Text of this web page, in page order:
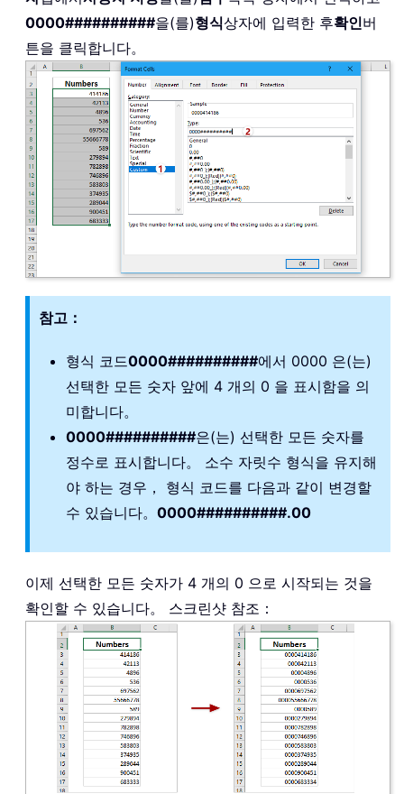
0000##########을(를)형식상자에 입력한 후확인버
튼을 클릭합니다。
참고：
형식 코드0000##########에서 0000 은(는)
선택한 모든 숫자 앞에 4 개의 0 을 표시함을 의
미합니다。
0000##########은(는) 선택한 모든 숫자를
정수로 표시합니다。 소수 자릿수 형식을 유지해
야 하는 경우， 형식 코드를 다음과 같이 변경할
수 있습니다。 0000##########.00
이제 선택한 모든 숫자가 4 개의 0 으로 시작되는 것을
확인할 수 있습니다。 스크린샷 참조：